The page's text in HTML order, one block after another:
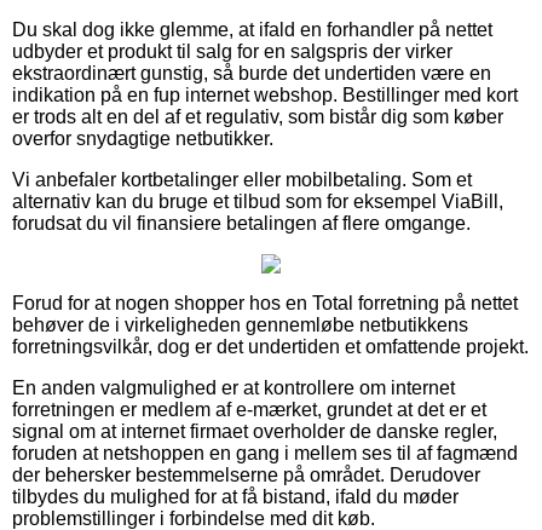
Du skal dog ikke glemme, at ifald en forhandler på nettet
udbyder et produkt til salg for en salgspris der virker
ekstraordinært gunstig, så burde det undertiden være en
indikation på en fup internet webshop. Bestillinger med kort
er trods alt en del af et regulativ, som bistår dig som køber
overfor snydagtige netbutikker.
Vi anbefaler kortbetalinger eller mobilbetaling. Som et
alternativ kan du bruge et tilbud som for eksempel ViaBill,
forudsat du vil finansiere betalingen af flere omgange.
Forud for at nogen shopper hos en Total forretning på nettet
behøver de i virkeligheden gennemløbe netbutikkens
forretningsvilkår, dog er det undertiden et omfattende projekt.
En anden valgmulighed er at kontrollere om internet
forretningen er medlem af e-mærket, grundet at det er et
signal om at internet firmaet overholder de danske regler,
foruden at netshoppen en gang i mellem ses til af fagmænd
der behersker bestemmelserne på området. Derudover
tilbydes du mulighed for at få bistand, ifald du møder
problemstillinger i forbindelse med dit køb.